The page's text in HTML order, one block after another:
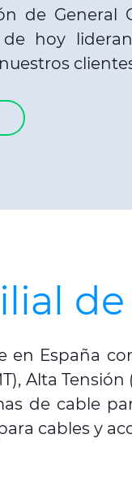
de
hoy
en España
Alta
de cable
cables y